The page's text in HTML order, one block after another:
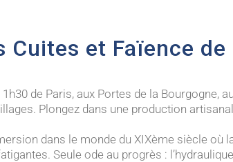
Cuites et Faïence
de Paris, aux Portes de la Bourgogne,
Plongez dans une production
dans le monde du XIXème siècle où
Seule ode au progrès :